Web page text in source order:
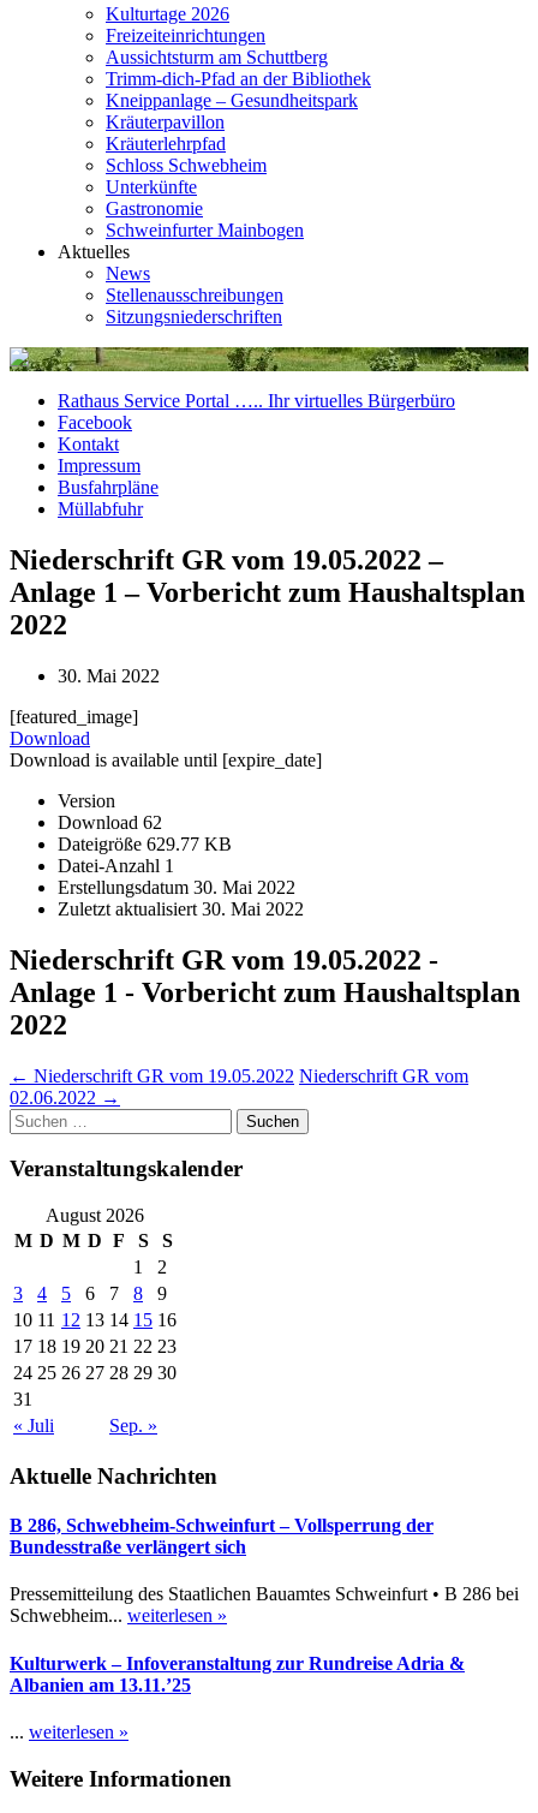
Kulturtage 2026
Freizeiteinrichtungen
Aussichtsturm am Schuttberg
Trimm-dich-Pfad an der Bibliothek
Kneippanlage – Gesundheitspark
Kräuterpavillon
Kräuterlehrpfad
Schloss Schwebheim
Unterkünfte
Gastronomie
Schweinfurter Mainbogen
Aktuelles
News
Stellenausschreibungen
Sitzungsniederschriften
Rathaus Service Portal ….. Ihr virtuelles Bürgerbüro
Facebook
Kontakt
Impressum
Busfahrpläne
Müllabfuhr
Niederschrift GR vom 19.05.2022 –
Anlage 1 – Vorbericht zum Haushaltsplan
2022
30. Mai 2022
[featured_image]
Download
Download is available until [expire_date]
Version
Download 62
Dateigröße 629.77 KB
Datei-Anzahl 1
Erstellungsdatum 30. Mai 2022
Zuletzt aktualisiert 30. Mai 2022
Niederschrift GR vom 19.05.2022 -
Anlage 1 - Vorbericht zum Haushaltsplan
2022
Post
navigation
← Niederschrift GR vom 19.05.2022 Niederschrift GR vom
02.06.2022 →
Suchen
nach:
Veranstaltungskalender
August 2026
M D M D F S
S
1
2
3
4 5 6 7 8
9
10 11 12 13 14 15 16
17 18 19 20 21 22 23
24 25 26 27 28 29 30
31
« Juli
Sep. »
Aktuelle Nachrichten
B 286, Schwebheim-Schweinfurt – Vollsperrung der
Bundesstraße verlängert sich
Pressemitteilung des Staatlichen Bauamtes Schweinfurt • B 286 bei
Schwebheim... weiterlesen »
Kulturwerk – Infoveranstaltung zur Rundreise Adria &
Albanien am 13.11.’25
... weiterlesen »
Weitere Informationen